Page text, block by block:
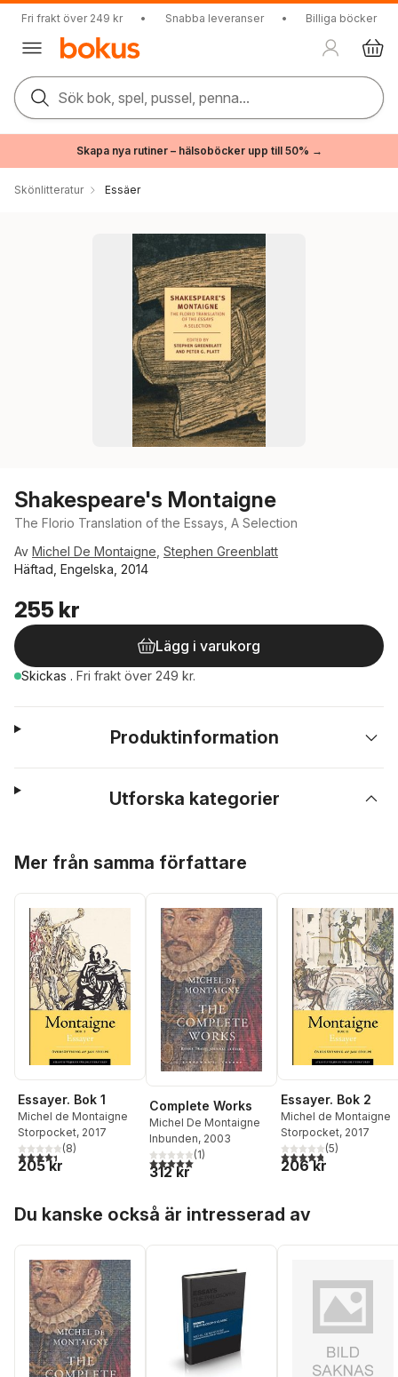
Fri frakt över 249 kr • Snabba leveranser • Billiga böcker
Sök bok, spel, pussel, penna...
Skapa nya rutiner – hälsoböcker upp till 50% →
Skönlitteratur Essäer
Shakespeare's Montaigne
The Florio Translation of the Essays, A Selection
Av Michel De Montaigne Stephen Greenblatt
Häftad, Engelska, 2014
255 kr
Lägg i varukorg
Skickas . Fri frakt över 249 kr.
Produktinformation
Utforska kategorier
Mer från samma författare
Essayer. Bok 1
Michel de Montaigne
Storpocket, 2017
4,4utav 5 stjärnor. Totalt antal röster:
(8)
205 kr
Complete Works
Michel De Montaigne
Inbunden, 2003
5,0utav 5 stjärnor. Totalt antal röster:
(1)
312 kr
Essayer. Bok 2
Michel de Montaigne
Storpocket, 2017
4,8utav 5 stjärnor.
(5)
206 kr
Du kanske också är intresserad av